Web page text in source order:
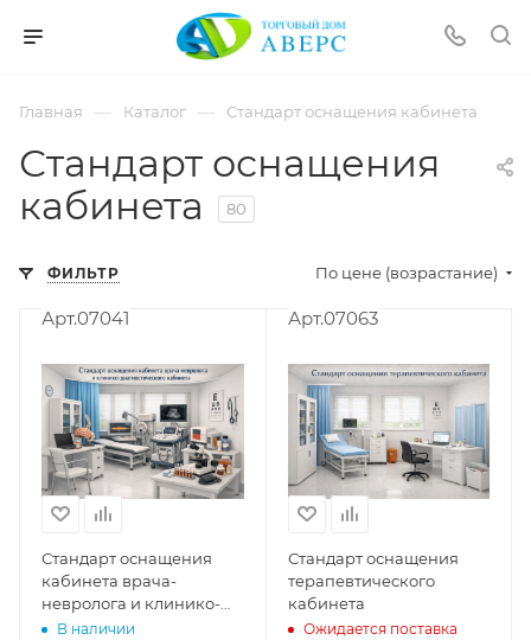
Главная — Каталог — Стандарт оснащения кабинета
Стандарт оснащения
кабинета
80
ФИЛЬТР По цене (возрастание)
Арт.07041
Стандарт оснащения
кабинета врача-
невролога и клинико-
диагностического
В наличии
Арт.07063
Стандарт оснащения
терапевтического
кабинета
Ожидается поставка
pornspider.info
xnxx